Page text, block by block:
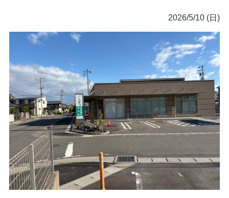
2026/5/10 (日)